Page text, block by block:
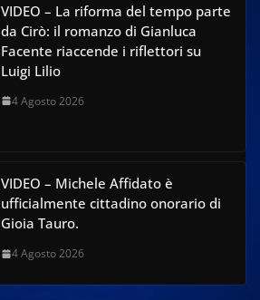
VIDEO – La riforma del tempo parte
da Cirò: il romanzo di Gianluca
Facente riaccende i riflettori su
Luigi Lilio
4 Agosto 2026
VIDEO – Michele Affidato è
ufficialmente cittadino onorario di
Gioia Tauro.
4 Agosto 2026